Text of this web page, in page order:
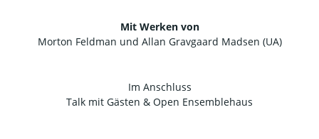
Mit Werken von
Morton Feldman und Allan Gravgaard Madsen (UA)
Im Anschluss
Talk mit Gästen & Open Ensemblehaus